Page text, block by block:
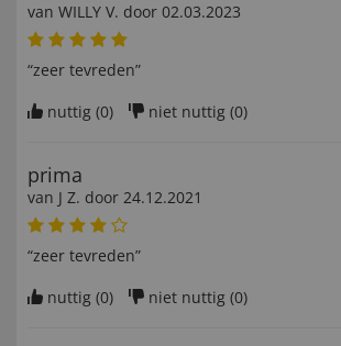
van WILLY V. door 02.03.2023
“zeer tevreden”
nuttig (0) niet nuttig (0)
prima
van J Z. door 24.12.2021
“zeer tevreden”
nuttig (0) niet nuttig (0)